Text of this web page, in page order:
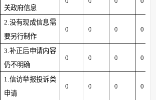
关政府信息
2. 没有现成信息需
要另行制作
0 0 0 0
3. 补正后申请内容
仍不明确
0 0 0 0
1. 信访举报投诉类
申请
0 0 0 0